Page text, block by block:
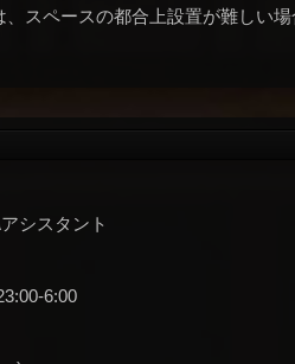
スペースの都合上設置が難しい場
シスタント
6:00